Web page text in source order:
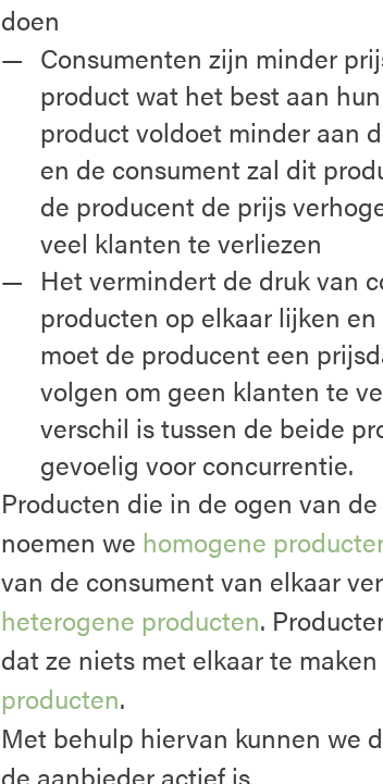
doen
Consumenten zijn minder
product wat het best aan
product voldoet minder aan
en de consument zal dit
de producent de prijs
veel klanten te verliezen
Het vermindert de druk van
producten op elkaar lijken
moet de producent een
volgen om geen klanten te
verschil is tussen de beide
gevoelig voor concurrentie.
Producten die in de ogen van
noemen we homogene
van de consument van elkaar
heterogene producten.
dat ze niets met elkaar te
producten.
Met behulp hiervan kunnen we
de aanbieder actief is